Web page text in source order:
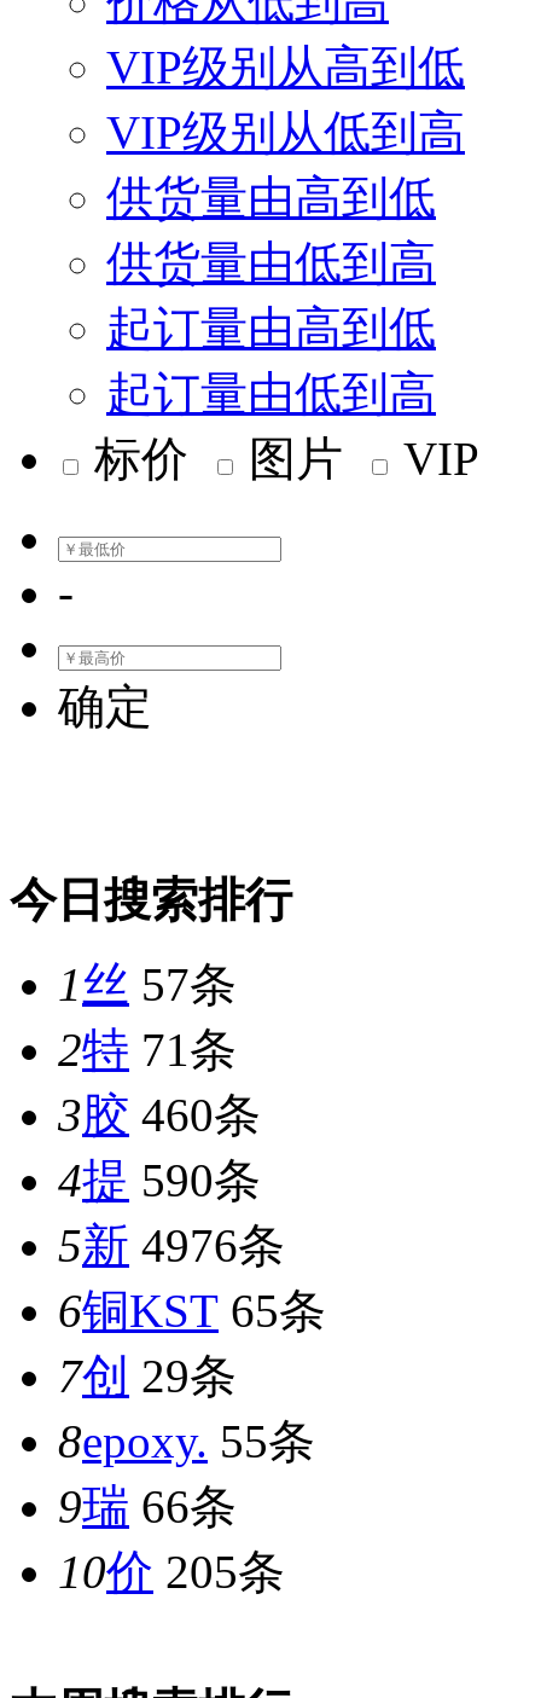
VIP级别从高到低
VIP级别从低到高
供货量由高到低
供货量由低到高
起订量由高到低
起订量由低到高
标价
图片 VIP
-
确定
今日搜索排行
1丝 57条
2特 71条
3胶 460条
4提 590条
5新 4976条
6铜KST 65条
7创 29条
8epoxy. 55条
9瑞 66条
10价 205条